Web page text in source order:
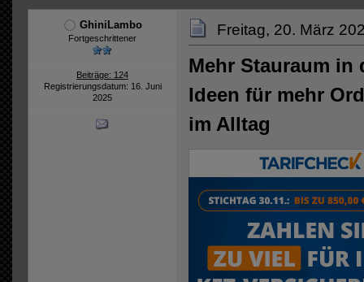
GhiniLambo
Fortgeschrittener
Beiträge: 124
Registrierungsdatum: 16. Juni
2025
Freitag, 20. März
Mehr Stauraum in
Ideen für mehr
im Alltag